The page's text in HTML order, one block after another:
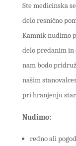
Ste medicinska
delo resnično
Kamnik nudimo
delo predanim in
nam bodo
našim
pri hranjenju
Nudimo:
redno ali